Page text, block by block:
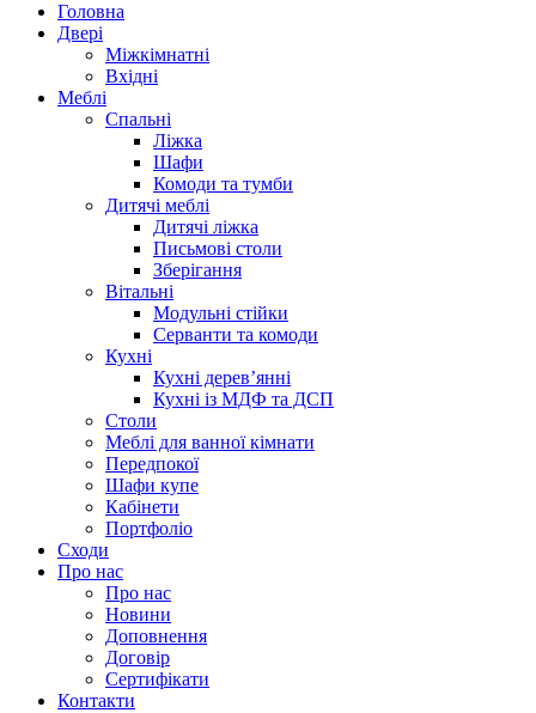
Головна
Двері
Міжкімнатні
Вхідні
Меблі
Спальні
Ліжка
Шафи
Комоди та тумби
Дитячі меблі
Дитячі ліжка
Письмові столи
Зберігання
Вітальні
Модульні стійки
Серванти та комоди
Кухні
Кухні дерев’янні
Кухні із МДФ та ДСП
Cтоли
Меблі для ванної кімнати
Передпокої
Шафи купе
Кабінети
Портфоліо
Сходи
Про нас
Про нас
Новини
Доповнення
Договір
Сертифікати
Контакти